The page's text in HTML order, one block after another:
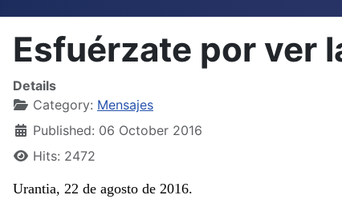
Esfuérzate por ver
Details
Category: Mensajes
Published: 06 October 2016
Hits: 2472
Urantia, 22 de agosto de 2016.